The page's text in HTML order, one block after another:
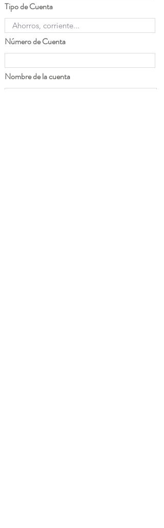
Tipo de Cuenta
Número de Cuenta
Nombre de la cuenta